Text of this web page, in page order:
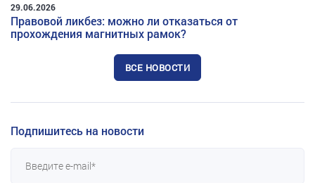
29.06.2026
Правовой ликбез: можно ли отказаться от
прохождения магнитных рамок?
ВСЕ НОВОСТИ
Подпишитесь на новости